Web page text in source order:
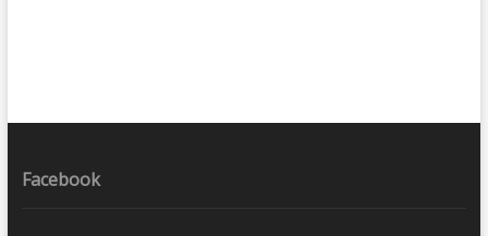
Facebook